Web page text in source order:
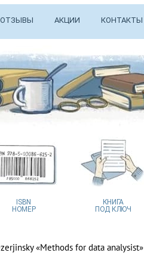
ОТЗЫВЫ АКЦИИ КОНТАКТЫ
ISBN
НОМЕР
КНИГА
ПОД КЛЮЧ
«Methods for data analysist»